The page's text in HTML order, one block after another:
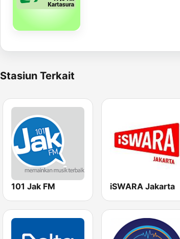
Stasiun Terkait
101 Jak FM iSWARA Jakarta